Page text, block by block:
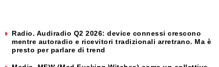
Radio. Audiradio Q2 2026: device connessi crescono
mentre autoradio e ricevitori tradizionali arretrano. Ma è
presto per parlare di trend